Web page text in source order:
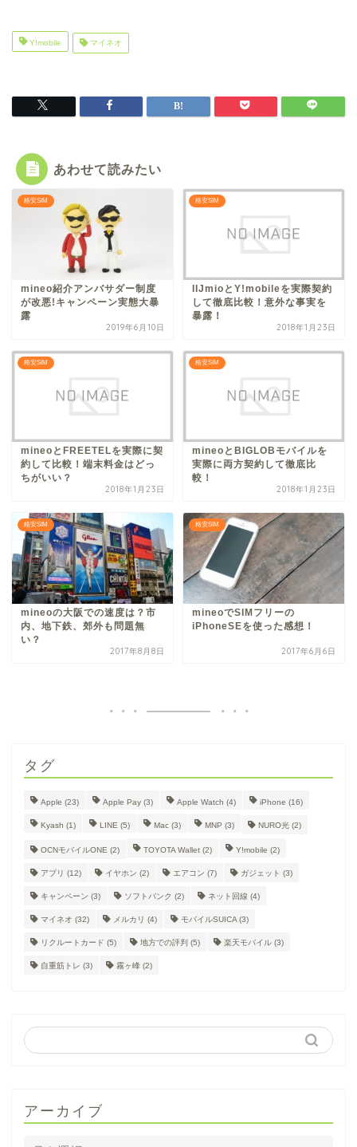
Y!mobile マイネオ
あわせて読みたい
格安SIM
mineo紹介アンバサダー制度
が改悪!キャンペーン実態大暴
露
2019年6月10日
格安SIM
IIJmioとY!mobileを実際契約
して徹底比較！意外な事実を
暴露！
2018年1月23日
格安SIM
mineoとFREETELを実際に契
約して比較！端末料金はどっ
ちがいい？
2018年1月23日
格安SIM
mineoとBIGLOBモバイルを
実際に両方契約して徹底比
較！
2018年1月23日
格安SIM
mineoの大阪での速度は？市
内、地下鉄、郊外も問題無
い？
2017年8月8日
格安SIM
mineoでSIMフリーの
iPhoneSEを使った感想！
2017年6月6日
タグ
Apple (23) Apple Pay (3) Apple Watch (4) iPhone (16)
Kyash (1) LINE (5) Mac (3) MNP (3) NURO光 (2)
OCNモバイルONE (2) TOYOTA Wallet (2) Y!mobile (2)
アプリ (12) イヤホン (2) エアコン (7) ガジェット (3)
キャンペーン (3) ソフトバンク (2) ネット回線 (4)
マイネオ (32) メルカリ (4) モバイルSUICA (3)
リクルートカード (5) 地方での評判 (5) 楽天モバイル (3)
自重筋トレ (3) 霧ヶ峰 (2)
アーカイブ